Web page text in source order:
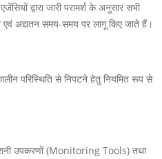
द्वारा जारी परामर्श के अनुसार सभी
अद्यतन समय-समय पर लागू किए जाते हैं।
परिस्थिति से निपटने हेतु नियमित रूप से
उपकरणों (Monitoring Tools) तथा